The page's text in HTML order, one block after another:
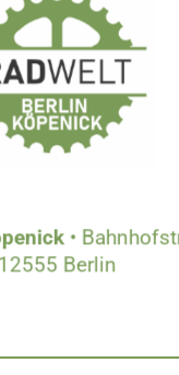
•
12555 Berlin